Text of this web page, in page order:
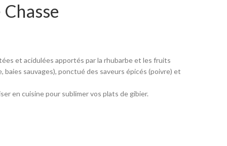
et acidulées apportés par la rhubarbe et les fruits
baies sauvages), ponctué des saveurs épicés (poivre) et
en cuisine pour sublimer vos plats de gibier.